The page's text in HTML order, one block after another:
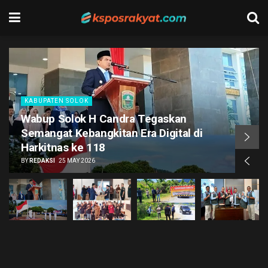
KABUPATEN SOLOK
M. Hidayat Dilantik Jadi Ketua Perbakin
Kabupaten Solok Masa Bakti 2026–
2030
BYREDAKSI 1 JUNE 2026